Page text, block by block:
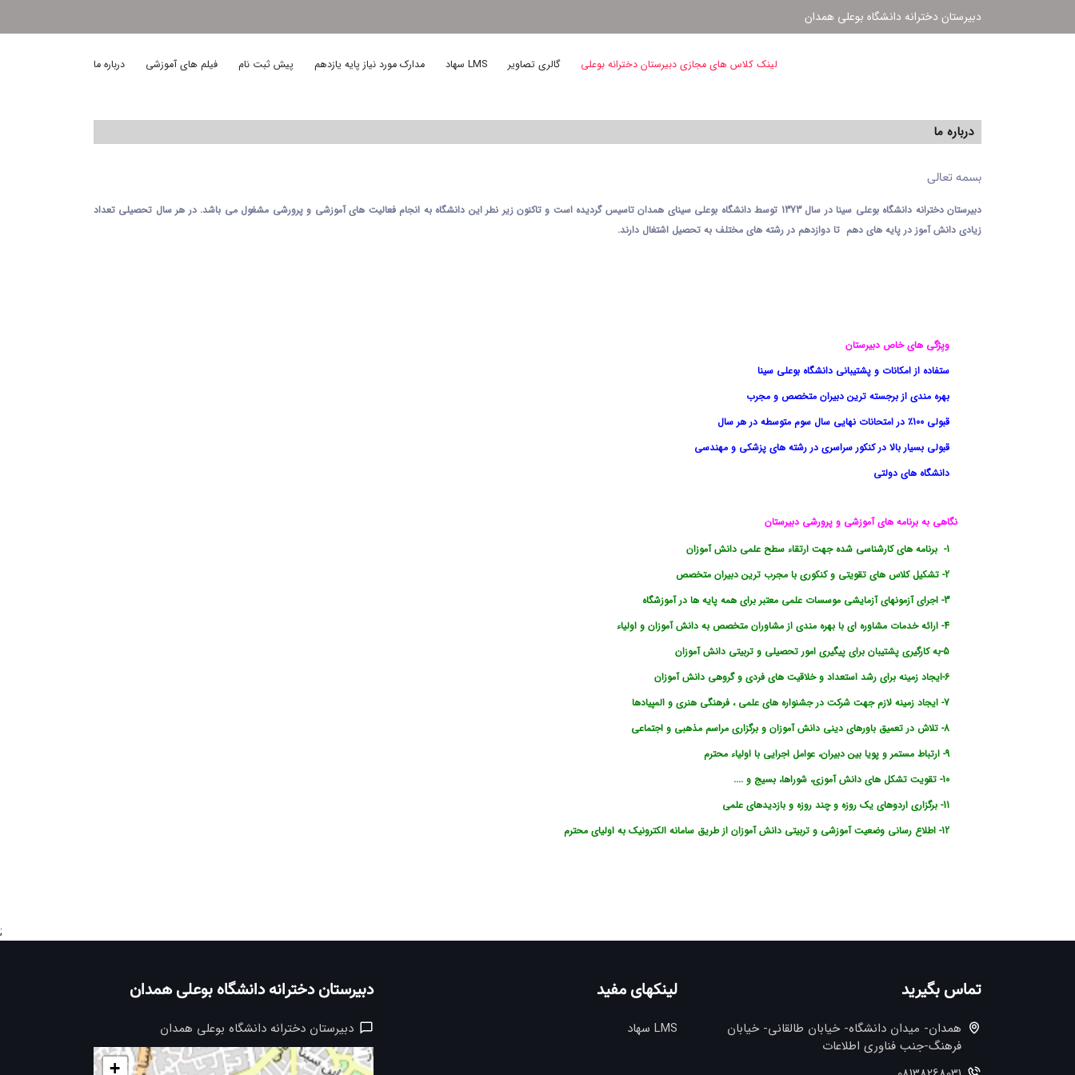
دبیرستان دخترانه دانشگاه بوعلی همدان
لینک کلاس های مجازی دبیرستان دخترانه بوعلی گالری تصاویر LMS سهاد مدارک مورد نیاز پایه یازدهم پیش ثبت نام فیلم های آموزشی درباره ما
درباره ما
بسمه تعالی
دبیرستان دخترانه دانشگاه بوعلی سینا در سال 1373 توسط دانشگاه بوعلی سینای همدان تاسیس گردیده است و تاکنون زیر نطر این دانشگاه به انجام فعالیت های آموزشی و پرورشی مشغول می باشد. در هر سال تحصیلی تعداد
زیادی دانش آموز در پایه های دهم تا دوازدهم در رشته های مختلف به تحصیل اشتغال دارند.
ویِژگی های خاص دبیرستان
ستفاده از امکانات و پشتیبانی دانشگاه بوعلی سینا
بهره مندی از برجسته ترین دبیران متخصص و مجرب
قبولی 100٪ در امتحانات نهایی سال سوم متوسطه در هر سال
قبولی بسیار بالا در کنکور سراسری در رشته های پزشکی و مهندسی
دانشگاه های دولتی
نگاهی به برنامه های آموزشی و پرورشی دبیرستان
1- برنامه های کارشناسی شده جهت ارتقاء سطح علمی دانش آموزان
2- تشکیل کلاس های تقویتی و کنکوری با مجرب ترین دبیران متخصص
3- اجرای آزمونهای آزمایشی موسسات علمی معتبر برای همه پایه ها در آموزشگاه
4- ارائه خدمات مشاوره ای با بهره مندی از مشاوران متخصص به دانش آموزان و اولیاء
5-به کارگیری پشتیبان برای پیگیری امور تحصیلی و تربیتی دانش آموزان
6-ایجاد زمینه برای رشد استعداد و خلاقیت های فردی و گروهی دانش آموزان
7- ایجاد زمینه لازم جهت شرکت در جشنواره های علمی ، فرهنگی هنری و المپیادها
8- تلاش در تعمیق باورهای دینی دانش آموزان و برگزاری مراسم مذهبی و اجتماعی
9- ارتباط مستمر و پویا بین دبیران، عوامل اجرایی با اولیاء محترم
10- تقویت تشکل های دانش آموزی، شوراها، بسیج و ....
11- برگزاری اردوهای یک روزه و چند روزه و بازدیدهای علمی
12- اطلاع رسانی وضعیت آموزشی و تربیتی دانش آموزان از طریق سامانه الکترونیک به
اولیای محترم
;
تماس بگیرید
همدان- میدان دانشگاه- خیابان طالقانی- خیابان
فرهنگ-جنب فناوری اطلاعات
لینکهای مفید
LMS سهاد
دبیرستان دخترانه دانشگاه بوعلی همدان
دبیرستان دخترانه دانشگاه بوعلی همدان
+